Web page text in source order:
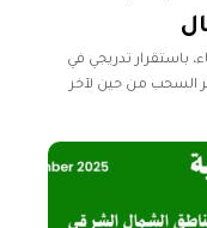
باستقرار تدريجي في
السحب من حين لآخر